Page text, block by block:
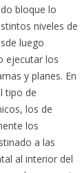
bloque lo
niveles de
luego
ejecutar los
y planes. En
tipo de
los de
los
a las
al interior del